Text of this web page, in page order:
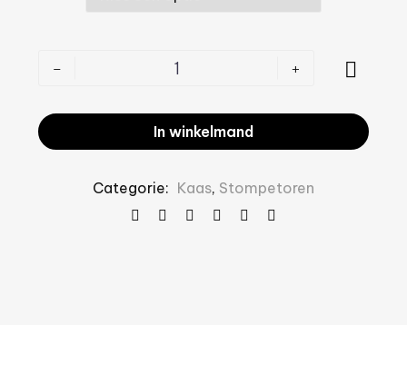
- +
In winkelmand
Categorie: Kaas, Stompetoren